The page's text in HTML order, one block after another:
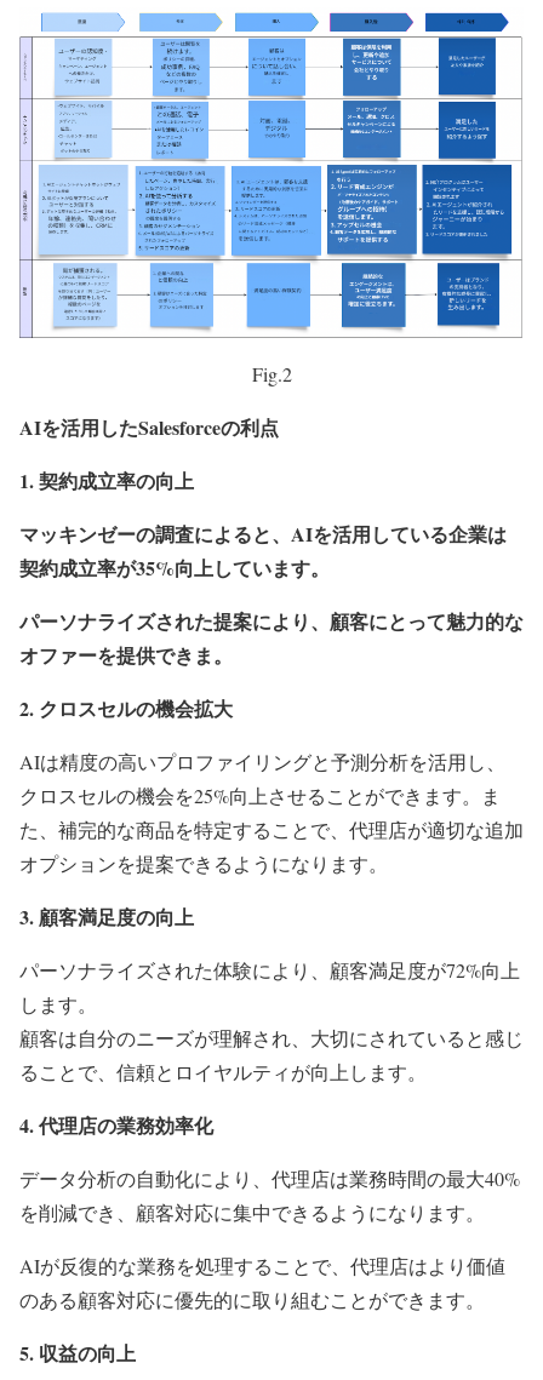
Fig.2
AIを活用したSalesforceの利点
1. 契約成立率の向上
マッキンゼーの調査によると、AIを活用している企業は
契約成立率が35%向上しています。
パーソナライズされた提案により、顧客にとって魅力的な
オファーを提供できま。
2. クロスセルの機会拡大
AIは精度の高いプロファイリングと予測分析を活用し、
クロスセルの機会を25%向上させることができます。ま
た、補完的な商品を特定することで、代理店が適切な追加
オプションを提案できるようになります。
3. 顧客満足度の向上
パーソナライズされた体験により、顧客満足度が72%向上
します。
顧客は自分のニーズが理解され、大切にされていると感じ
ることで、信頼とロイヤルティが向上します。
4. 代理店の業務効率化
データ分析の自動化により、代理店は業務時間の最大40%
を削減でき、顧客対応に集中できるようになります。
AIが反復的な業務を処理することで、代理店はより価値
のある顧客対応に優先的に取り組むことができます。
5. 収益の向上